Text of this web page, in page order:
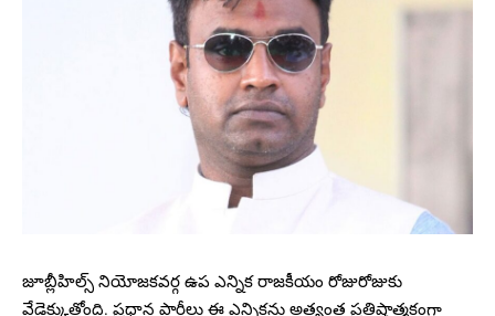
జూబ్లీహిల్స్ నియోజకవర్గ ఉప ఎన్నిక రాజకీయం రోజురోజుకు
వేడెక్కుతోంది. ప్రధాన పార్టీలు ఈ ఎన్నికను అత్యంత ప్రతిష్ఠాత్మకంగా